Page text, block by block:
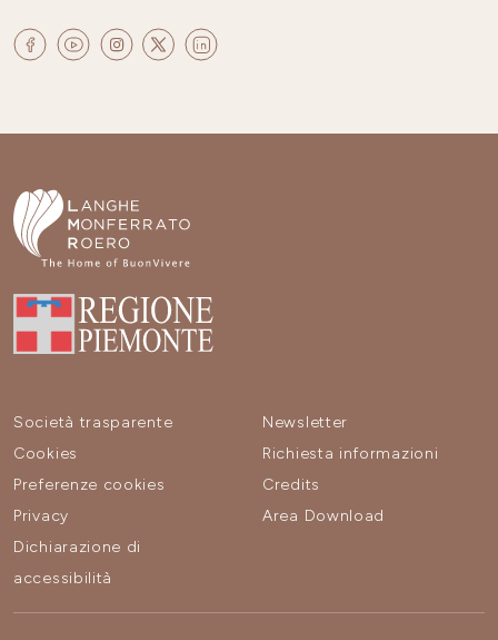
Società trasparente
Cookies
Preferenze cookies
Privacy
Dichiarazione di
accessibilità
Newsletter
Richiesta informazioni
Credits
Area Download